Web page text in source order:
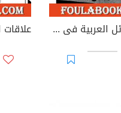
دور القبائل العربية فى صعيد مصر